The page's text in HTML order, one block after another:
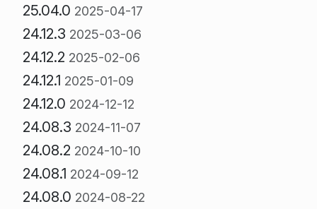
25.04.0 2025-04-17
24.12.3 2025-03-06
24.12.2 2025-02-06
24.12.1 2025-01-09
24.12.0 2024-12-12
24.08.3 2024-11-07
24.08.2 2024-10-10
24.08.1 2024-09-12
24.08.0 2024-08-22